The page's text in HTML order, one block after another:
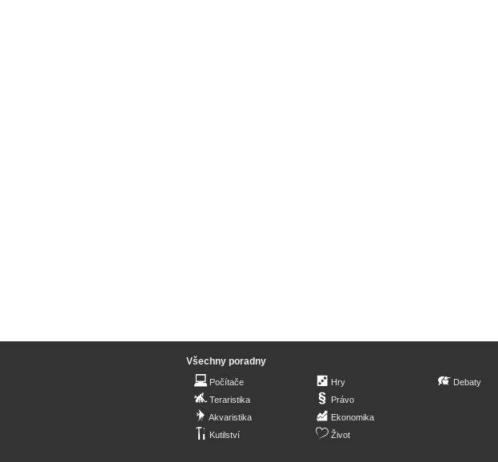
Všechny poradny
Počítače
Teraristika
Akvaristika
Kutilství
Hry
Právo
Ekonomika
Život
Debaty